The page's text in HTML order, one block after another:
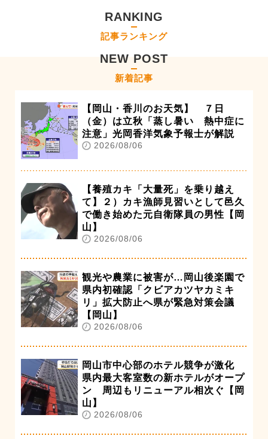
RANKING
記事ランキング
NEW POST
新着記事
【岡山・香川のお天気】 ７日
（金）は立秋「蒸し暑い 熱中症に
注意」光岡香洋気象予報士が解説
2026/08/06
【養殖カキ「大量死」を乗り越え
て】２）カキ漁師見習いとして邑久
で働き始めた元自衛隊員の男性【岡
山】
2026/08/06
観光や農業に被害が…岡山後楽園で
県内初確認「クビアカツヤカミキ
リ」拡大防止へ県が緊急対策会議
【岡山】
2026/08/06
岡山市中心部のホテル競争が激化
県内最大客室数の新ホテルがオープ
ン 周辺もリニューアル相次ぐ【岡
山】
2026/08/06